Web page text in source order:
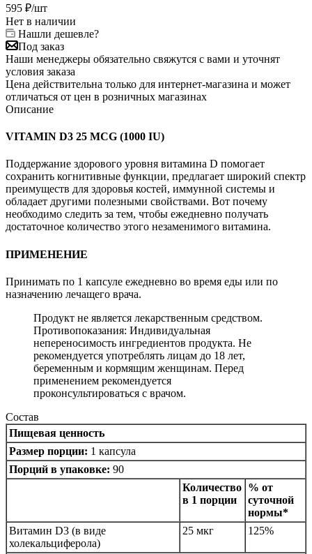
595 ₽/шт
Нет в наличии
Нашли дешевле?
Под заказ
Наши менеджеры обязательно свяжутся с вами и уточнят
условия заказа
Цена действительна только для интернет-магазина и может
отличаться от цен в розничных магазинах
Описание
VITAMIN D3 25 MCG (1000 IU)
Поддержание здорового уровня витамина D помогает
сохранить когнитивные функции, предлагает широкий спектр
преимуществ для здоровья костей, иммунной системы и
обладает другими полезными свойствами. Вот почему
необходимо следить за тем, чтобы ежедневно получать
достаточное количество этого незаменимого витамина.
ПРИМЕНЕНИЕ
Принимать по 1 капсуле ежедневно во время еды или по
назначению лечащего врача.
Продукт не является лекарственным средством.
Противопоказания: Индивидуальная
непереносимость ингредиентов продукта. Не
рекомендуется употреблять лицам до 18 лет,
беременным и кормящим женщинам. Перед
применением рекомендуется
проконсультироваться с врачом.
Состав
Пищевая ценность
Размер порции: 1 капсула
Порций в упаковке: 90
Количество
в 1 порции
% от
суточной
нормы*
Витамин D3 (в виде
холекальциферола)
25 мкг 125%